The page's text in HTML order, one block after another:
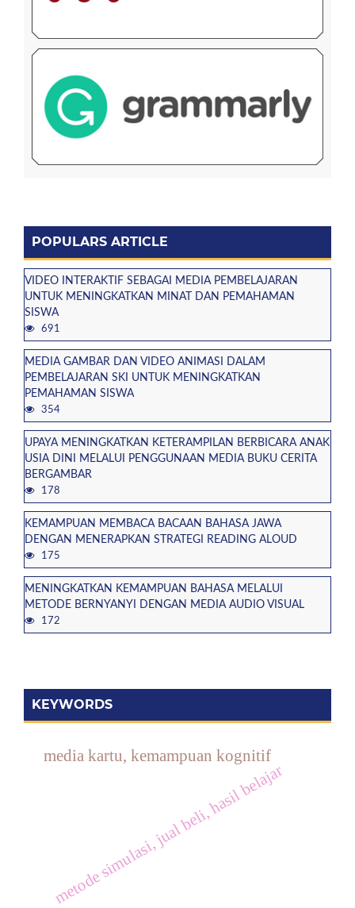
POPULARS ARTICLE
VIDEO INTERAKTIF SEBAGAI MEDIA PEMBELAJARAN
UNTUK MENINGKATKAN MINAT DAN PEMAHAMAN
SISWA
691
MEDIA GAMBAR DAN VIDEO ANIMASI DALAM
PEMBELAJARAN SKI UNTUK MENINGKATKAN
PEMAHAMAN SISWA
354
UPAYA MENINGKATKAN KETERAMPILAN BERBICARA ANAK
USIA DINI MELALUI PENGGUNAAN MEDIA BUKU CERITA
BERGAMBAR
178
KEMAMPUAN MEMBACA BACAAN BAHASA JAWA
DENGAN MENERAPKAN STRATEGI READING ALOUD
175
MENINGKATKAN KEMAMPUAN BAHASA MELALUI
METODE BERNYANYI DENGAN MEDIA AUDIO VISUAL
172
KEYWORDS
metode simulasi, jual beli, hasil belajar
media kartu, kemampuan kognitif